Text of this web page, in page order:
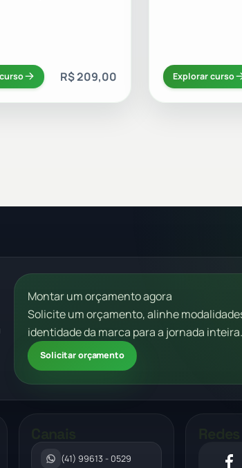
R$ 209,00 Explorar curso
Montar um orçamento agora
Solicite um orçamento, alinhe
identidade da marca para a jornada inteira.
Solicitar orçamento
(41) 99613 - 0529